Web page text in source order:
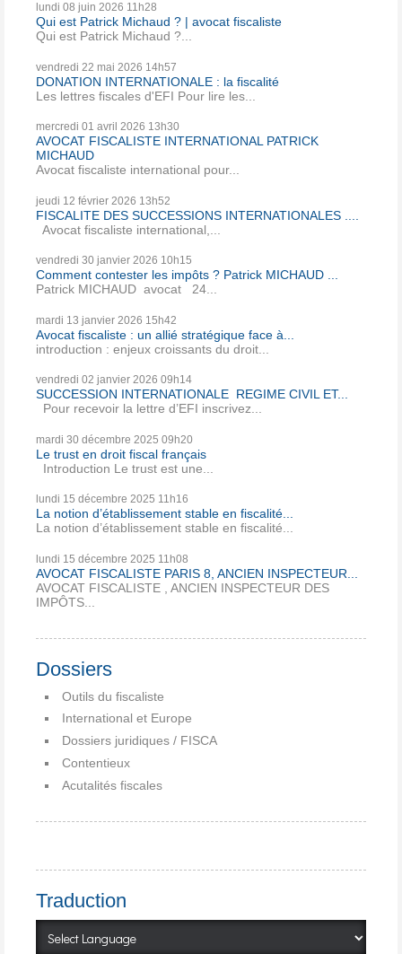
lundi 08 juin 2026 11h28
Qui est Patrick Michaud ? | avocat fiscaliste
Qui est Patrick Michaud ?...
vendredi 22 mai 2026 14h57
DONATION INTERNATIONALE : la fiscalité
Les lettres fiscales d'EFI Pour lire les...
mercredi 01 avril 2026 13h30
AVOCAT FISCALISTE INTERNATIONAL PATRICK
MICHAUD
Avocat fiscaliste international pour...
jeudi 12 février 2026 13h52
FISCALITE DES SUCCESSIONS INTERNATIONALES ....
Avocat fiscaliste international,...
vendredi 30 janvier 2026 10h15
Comment contester les impôts ? Patrick MICHAUD ...
Patrick MICHAUD avocat 24...
mardi 13 janvier 2026 15h42
Avocat fiscaliste : un allié stratégique face à...
introduction : enjeux croissants du droit...
vendredi 02 janvier 2026 09h14
SUCCESSION INTERNATIONALE REGIME CIVIL ET...
Pour recevoir la lettre d’EFI inscrivez...
mardi 30 décembre 2025 09h20
Le trust en droit fiscal français
Introduction Le trust est une...
lundi 15 décembre 2025 11h16
La notion d’établissement stable en fiscalité...
La notion d’établissement stable en fiscalité...
lundi 15 décembre 2025 11h08
AVOCAT FISCALISTE PARIS 8, ANCIEN INSPECTEUR...
AVOCAT FISCALISTE , ANCIEN INSPECTEUR DES
IMPÔTS...
Dossiers
Outils du fiscaliste
International et Europe
Dossiers juridiques / FISCA
Contentieux
Acutalités fiscales
Traduction